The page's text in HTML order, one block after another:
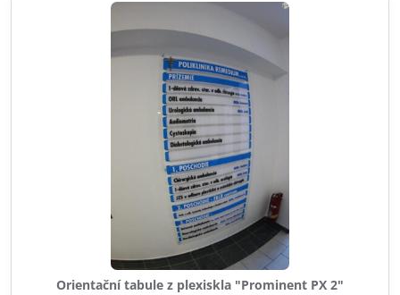
Orientační tabule z plexiskla "Prominent PX 2"